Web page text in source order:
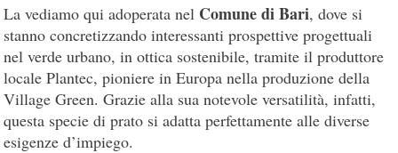
La vediamo qui adoperata nel Comune di Bari, dove si
stanno concretizzando interessanti prospettive progettuali
nel verde urbano, in ottica sostenibile, tramite il produttore
locale Plantec, pioniere in Europa nella produzione della
Village Green. Grazie alla sua notevole versatilità, infatti,
questa specie di prato si adatta perfettamente alle diverse
esigenze d’impiego.